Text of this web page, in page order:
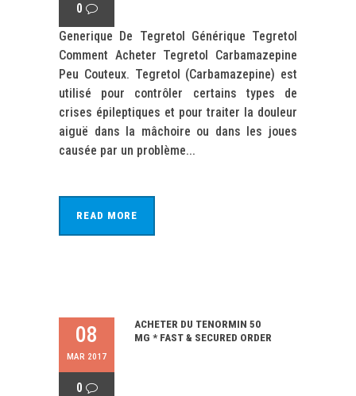
0
Generique De Tegretol Générique Tegretol
Comment Acheter Tegretol Carbamazepine
Peu Couteux. Tegretol (Carbamazepine) est
utilisé pour contrôler certains types de
crises épileptiques et pour traiter la douleur
aiguë dans la mâchoire ou dans les joues
causée par un problème...
READ MORE
08
MAR 2017
0
ACHETER DU TENORMIN 50
MG * FAST & SECURED ORDER